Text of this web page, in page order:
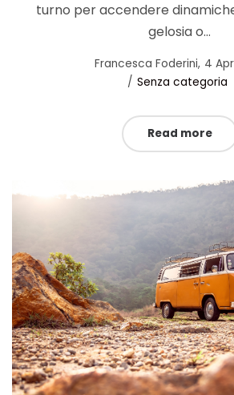
turno per accendere
gelosia o…
byFrancesca Foderini
on
4
Posted
Senza categoria
Read more